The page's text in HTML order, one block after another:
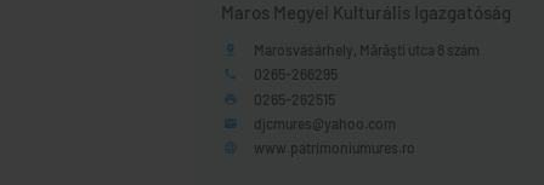
Maros Megyei Kulturális Igazgatóság
pin_drop Marosvásárhely, Mărăşti utca 8 szám
phone 0265-266295
print 0265-262515
email djcmures yahoo.com
language www.patrimoniumures.ro